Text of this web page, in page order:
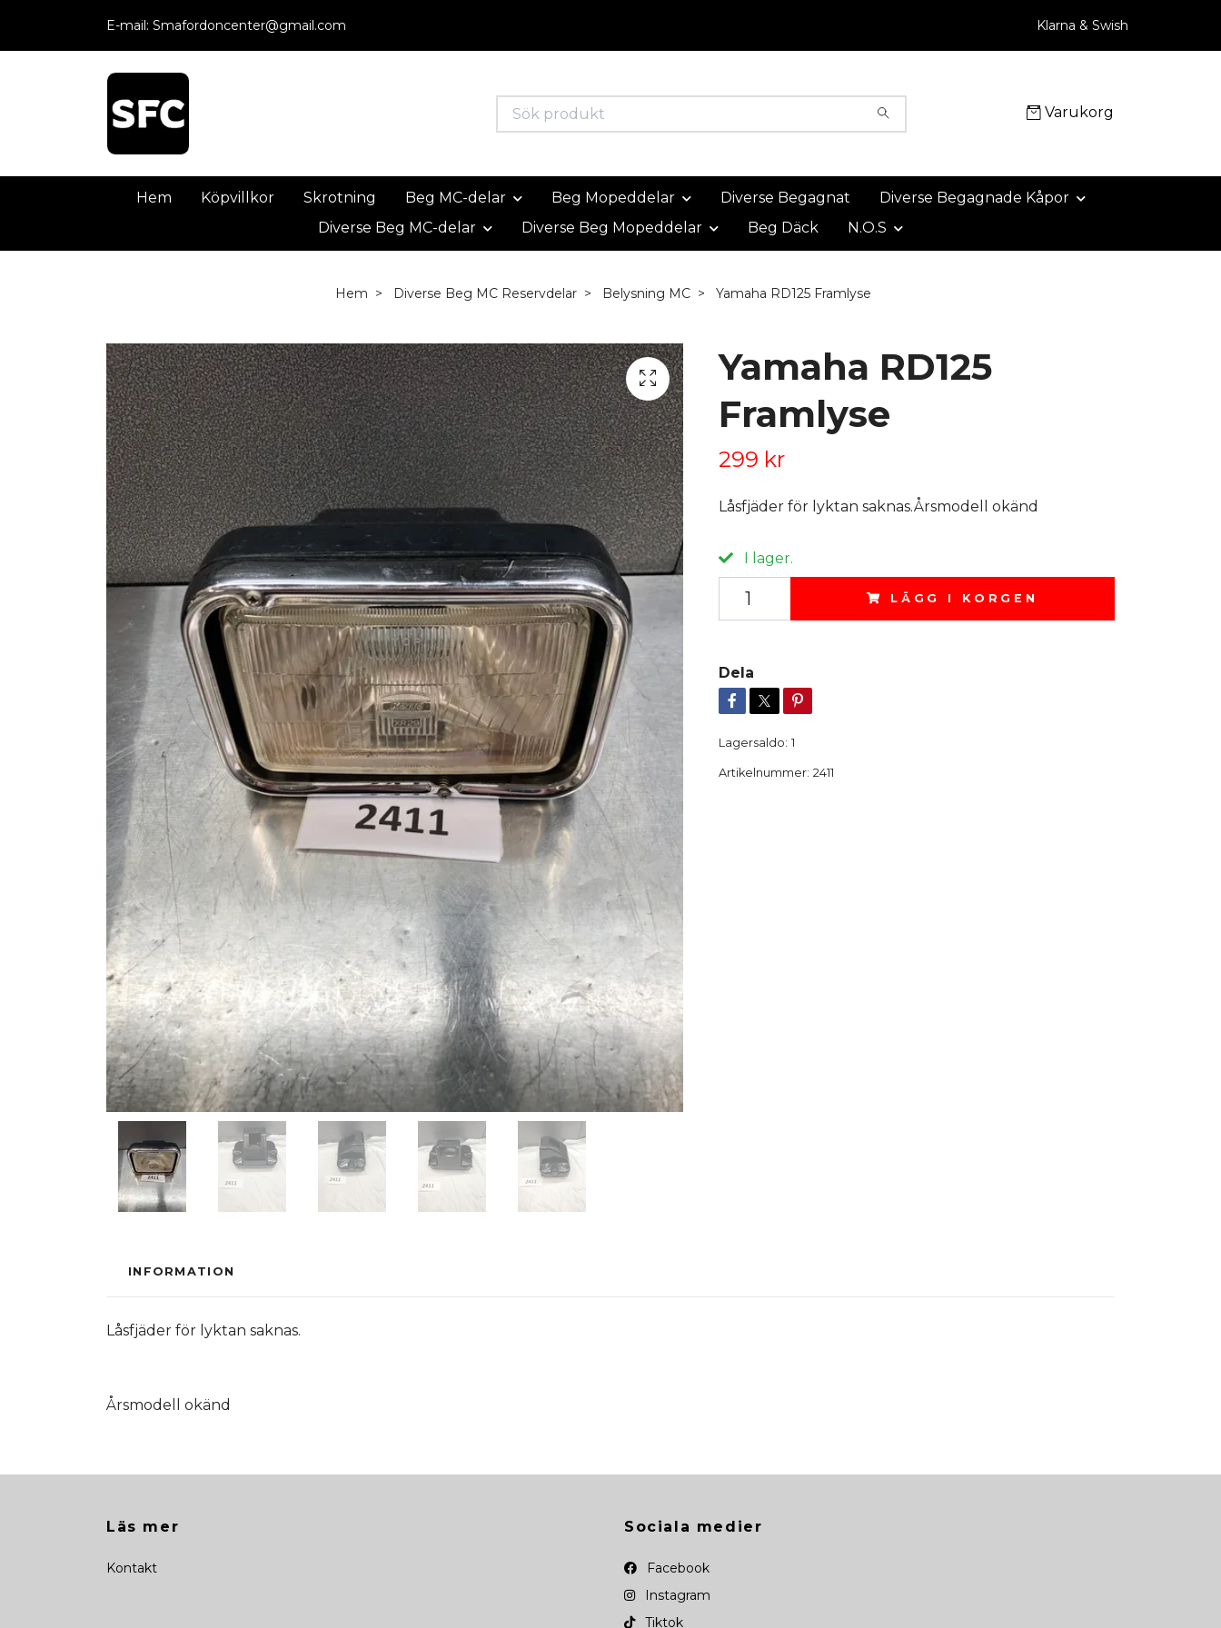
E-mail: Smafordoncenter@gmail.com Klarna & Swish
Varukorg
Hem Köpvillkor Skrotning Beg MC-delar Beg Mopeddelar Diverse Begagnat
Diverse Begagnade Kåpor
Diverse Beg MC-delar
Diverse Beg Mopeddelar Beg Däck N.O.S
Hem Diverse Beg MC Reservdelar Belysning MC Yamaha RD125 Framlyse
Yamaha RD125
Framlyse
299 kr
Låsfjäder för lyktan saknas.Årsmodell okänd
I lager.
LÄGG I KORGEN
Dela
Lagersaldo: 1
Artikelnummer: 2411
INFORMATION
Låsfjäder för lyktan saknas.
Årsmodell okänd
Läs mer
Kontakt
Sociala medier
Facebook
Instagram
Tiktok